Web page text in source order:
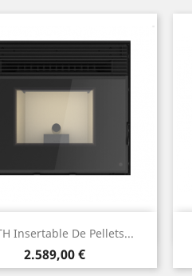
Insertable De Pellets...
Precio
2.589,00 €
Vista rápida